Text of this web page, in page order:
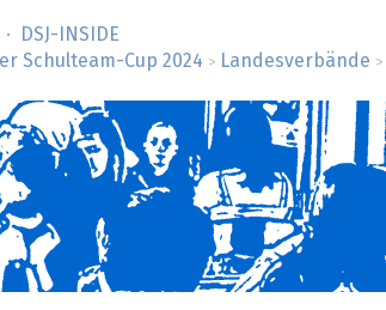
DSJ-­INSIDE
Schulteam-Cup 2024 > Landesverbände >